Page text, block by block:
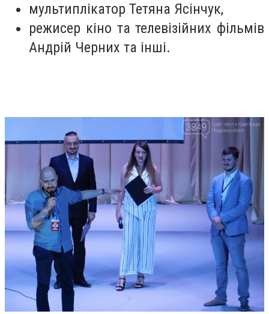
мультиплікатор Тетяна Ясінчук,
режисер кіно та телевізійних фільмів
Андрій Черних та інші.